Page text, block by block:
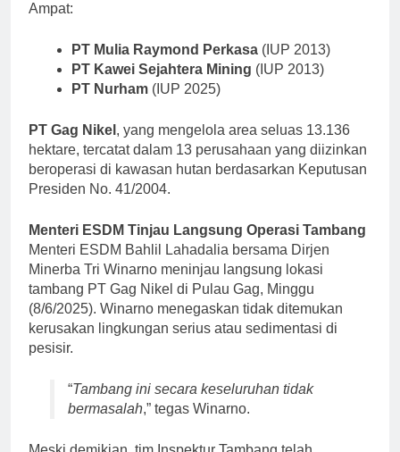
Ampat:
PT Mulia Raymond Perkasa (IUP 2013)
PT Kawei Sejahtera Mining (IUP 2013)
PT Nurham (IUP 2025)
PT Gag Nikel , yang mengelola area seluas 13.136
hektare, tercatat dalam 13 perusahaan yang diizinkan
beroperasi di kawasan hutan berdasarkan Keputusan
Presiden No. 41/2004.
Menteri ESDM Tinjau Langsung Operasi Tambang
Menteri ESDM Bahlil Lahadalia bersama Dirjen
Minerba Tri Winarno meninjau langsung lokasi
tambang PT Gag Nikel di Pulau Gag, Minggu
(8/6/2025). Winarno menegaskan tidak ditemukan
kerusakan lingkungan serius atau sedimentasi di
pesisir.
“Tambang ini secara keseluruhan tidak
bermasalah,” tegas Winarno.